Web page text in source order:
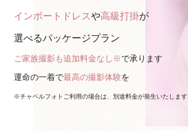
インポートドレスや高級打掛が
選べるパッケージプラン
ご家族撮影も追加料金なし※で承ります
運命の一着で最高の撮影体験を
※チャペルフォトご利用の場合は、別途料金が発生いたします